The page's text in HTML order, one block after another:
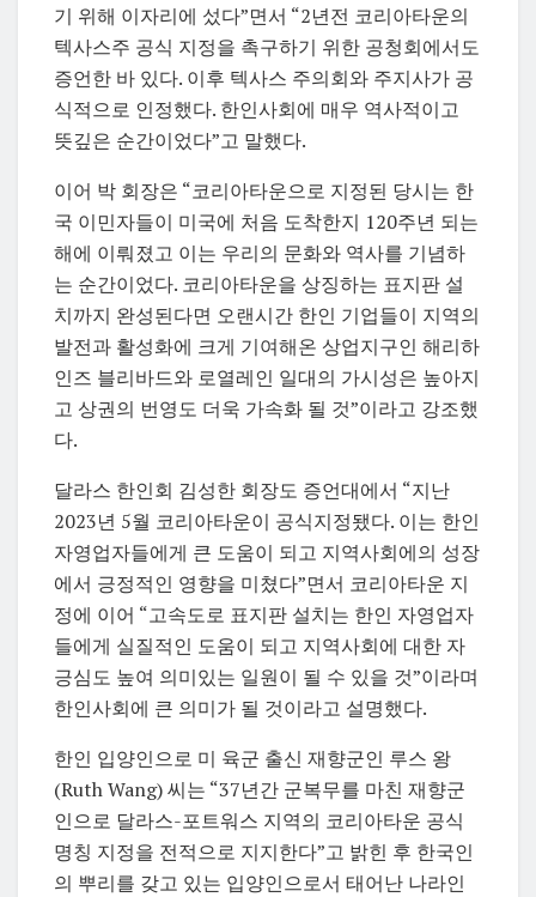
기 위해 이자리에 섰다”면서 “2년전 코리아타운의
텍사스주 공식 지정을 촉구하기 위한 공청회에서도
증언한 바 있다. 이후 텍사스 주의회와 주지사가 공
식적으로 인정했다. 한인사회에 매우 역사적이고
뜻깊은 순간이었다”고 말했다.
이어 박 회장은 “코리아타운으로 지정된 당시는 한
국 이민자들이 미국에 처음 도착한지 120주년 되는
해에 이뤄졌고 이는 우리의 문화와 역사를 기념하
는 순간이었다. 코리아타운을 상징하는 표지판 설
치까지 완성된다면 오랜시간 한인 기업들이 지역의
발전과 활성화에 크게 기여해온 상업지구인 해리하
인즈 블리바드와 로열레인 일대의 가시성은 높아지
고 상권의 번영도 더욱 가속화 될 것”이라고 강조했
다.
달라스 한인회 김성한 회장도 증언대에서 “지난
2023년 5월 코리아타운이 공식지정됐다. 이는 한인
자영업자들에게 큰 도움이 되고 지역사회에의 성장
에서 긍정적인 영향을 미쳤다”면서 코리아타운 지
정에 이어 “고속도로 표지판 설치는 한인 자영업자
들에게 실질적인 도움이 되고 지역사회에 대한 자
긍심도 높여 의미있는 일원이 될 수 있을 것”이라며
한인사회에 큰 의미가 될 것이라고 설명했다.
한인 입양인으로 미 육군 출신 재향군인 루스 왕
(Ruth Wang) 씨는 “37년간 군복무를 마친 재향군
인으로 달라스-포트워스 지역의 코리아타운 공식
명칭 지정을 전적으로 지지한다”고 밝힌 후 한국인
의 뿌리를 갖고 있는 입양인으로서 태어난 나라인